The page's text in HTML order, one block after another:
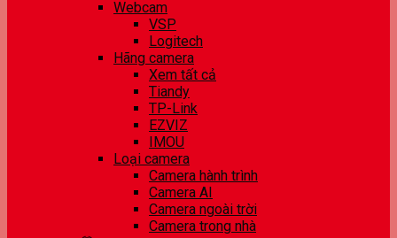
Webcam
VSP
Logitech
Hãng camera
Xem tất cả
Tiandy
TP-Link
EZVIZ
IMOU
Loại camera
Camera hành trình
Camera AI
Camera ngoài trời
Camera trong nhà